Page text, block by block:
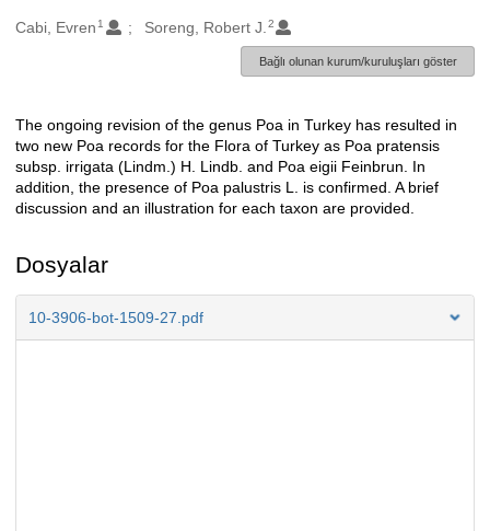
Oluşturanlar
Cabi, Evren 1 Soreng, Robert J. 2
Bağlı olunan kurum/kuruluşları göster
Açıklama
The ongoing revision of the genus Poa in Turkey has resulted in
two new Poa records for the Flora of Turkey as Poa pratensis
subsp. irrigata (Lindm.) H. Lindb. and Poa eigii Feinbrun. In
addition, the presence of Poa palustris L. is confirmed. A brief
discussion and an illustration for each taxon are provided.
Dosyalar
10-3906-bot-1509-27.pdf